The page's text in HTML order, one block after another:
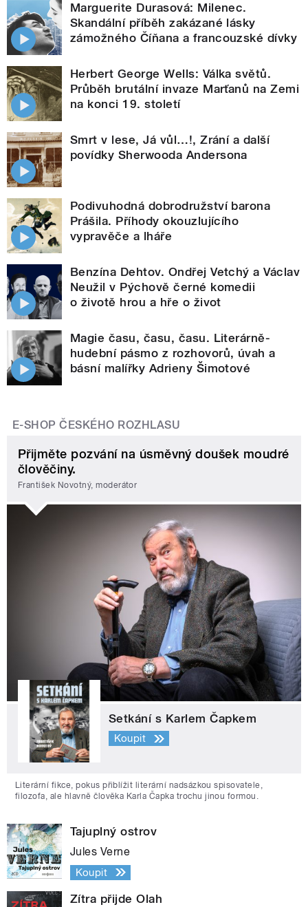
Marguerite Durasová: Milenec.
Skandální příběh zakázané lásky
zámožného Číňana a francouzské dívky
Herbert George Wells: Válka světů.
Průběh brutální invaze Marťanů na Zemi
na konci 19. století
Smrt v lese, Já vůl…!, Zrání a další
povídky Sherwooda Andersona
Podivuhodná dobrodružství barona
Prášila. Příhody okouzlujícího
vypravěče a lháře
Benzína Dehtov. Ondřej Vetchý a Václav
Neužil v Pýchově černé komedii
o životě hrou a hře o život
Magie času, času, času. Literárně-
hudební pásmo z rozhovorů, úvah a
básní malířky Adrieny Šimotové
E-SHOP ČESKÉHO ROZHLASU
Přijměte pozvání na úsměvný doušek moudré
člověčiny.
František Novotný, moderátor
Setkání s Karlem Čapkem
Koupit
Literární fikce, pokus přiblížit literární nadsázkou spisovatele,
filozofa, ale hlavně člověka Karla Čapka trochu jinou formou.
Tajuplný ostrov
Jules Verne
Koupit
Zítra přijde Olah